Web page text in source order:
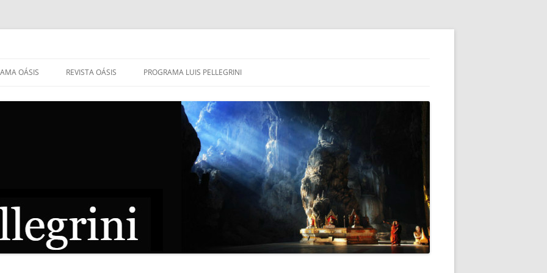
OÁSIS REVISTA OÁSIS PROGRAMA LUIS PELLEGRINI